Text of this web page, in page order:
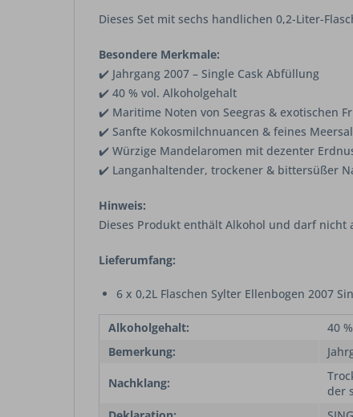
Dieses Set mit sechs handlichen 0,2-Liter-
Besondere Merkmale:
✔️ Jahrgang 2007 – Single Cask Abfüllung
✔️ 40 % vol. Alkoholgehalt
✔️ Maritime Noten von Seegras & exotischen
✔️ Sanfte Kokosmilchnuancen & feines
✔️ Würzige Mandelaromen mit dezenter
✔️ Langanhaltender, trockener & bittersüßer
Hinweis:
Dieses Produkt enthält Alkohol und darf nicht
Lieferumfang:
6 x 0,2L Flaschen Sylter Ellenbogen 2007
Alkoholgehalt:
40
Bemerkung:
Nachklang:
der